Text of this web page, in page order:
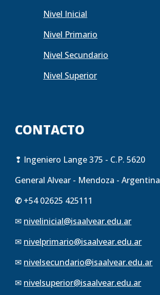
Nivel Inicial
Nivel Primario
Nivel Secundario
Nivel Superior
CONTACTO
❢ Ingeniero Lange 375 - C.P. 5620
General Alvear - Mendoza - Argentina
✆+54 02625 425111
✉ nivelinicial@isaalvear.edu.ar
✉ nivelprimario@isaalvear.edu.ar
✉ nivelsecundario@isaalvear.edu.ar
✉ nivelsuperior@isaalvear.edu.ar